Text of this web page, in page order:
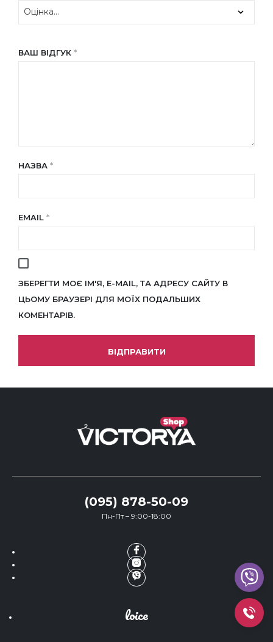
ВАШ ВІДГУК *
НАЗВА *
EMAIL *
ЗБЕРЕГТИ МОЄ ІМ'Я, E-MAIL, ТА АДРЕСУ САЙТУ В
ЦЬОМУ БРАУЗЕРІ ДЛЯ МОЇХ ПОДАЛЬШИХ
КОМЕНТАРІВ.
(095) 878-50-09
Пн-Пт – 9:00-18:00
loice